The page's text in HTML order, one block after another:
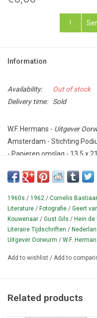
!
Information
Availability:
Out of stock
Delivery time:
Sold
W.F. Hermans - Uitgever
Amsterdam - Stichting
- Papieren omslag - 13,5 x
Literary monthly with
Borgers, Henk Hofland &
table of contents. Cover
¶ This issue with
('De Ramblers gaan uit
('Het vlot' and '5
Oorschot) by WFH was not
1960s / 1962 / Cornelis
Literature / Fotografie / Geert
Kouwenaar / Gust Gils / Hein
Literaire Tijdschriften /
Uitgever Oorwurm / W.F.
Add to wishlist / Add to
Related products